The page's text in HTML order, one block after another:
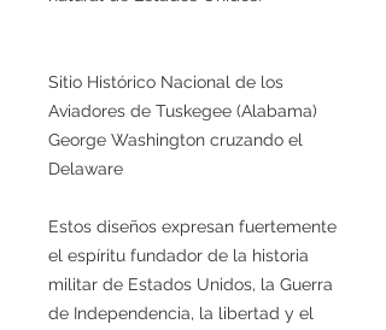
Sitio Histórico Nacional de los
Aviadores de Tuskegee (Alabama)
George Washington cruzando el
Delaware
Estos diseños expresan fuertemente
el espíritu fundador de la historia
militar de Estados Unidos, la Guerra
de Independencia, la libertad y el